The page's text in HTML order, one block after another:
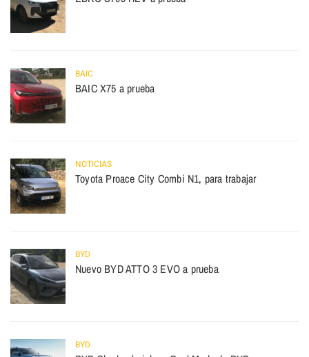
BAIC
BAIC X75 a prueba
NOTICIAS
Toyota Proace City Combi N1, para trabajar
BYD
Nuevo BYD ATTO 3 EVO a prueba
BYD